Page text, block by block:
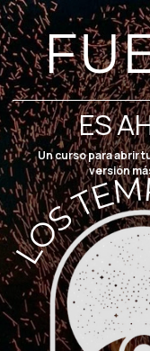
ES
Un curso para abrir
versión